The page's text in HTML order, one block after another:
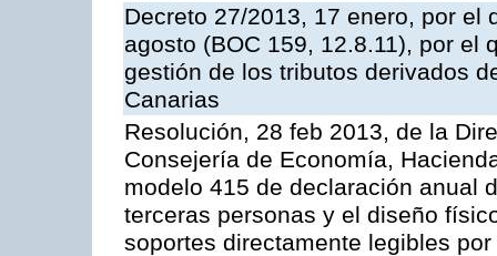
Decreto 27/2013, 17 enero, por el
agosto (BOC 159, 12.8.11), por el
gestión de los tributos derivados
Canarias
Resolución, 28 feb 2013, de la
Consejería de Economía,
modelo 415 de declaración anual
terceras personas y el diseño
soportes directamente legibles